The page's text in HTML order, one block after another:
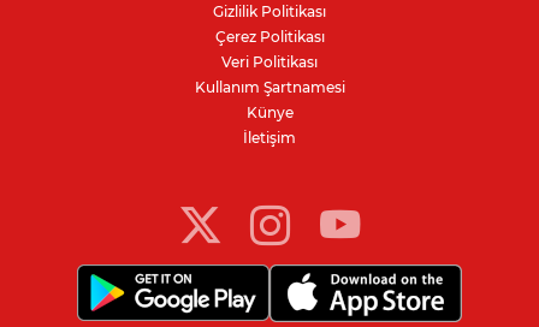
Kanser teşhisinde doğru görüntüleme
hayat kurtarıyor
Bursa'da binlerce kişi meteor yağmurunu
Gizlilik Politikası
Çerez Politikası
Veri Politikası
Kullanım Şartnamesi
Künye
İletişim